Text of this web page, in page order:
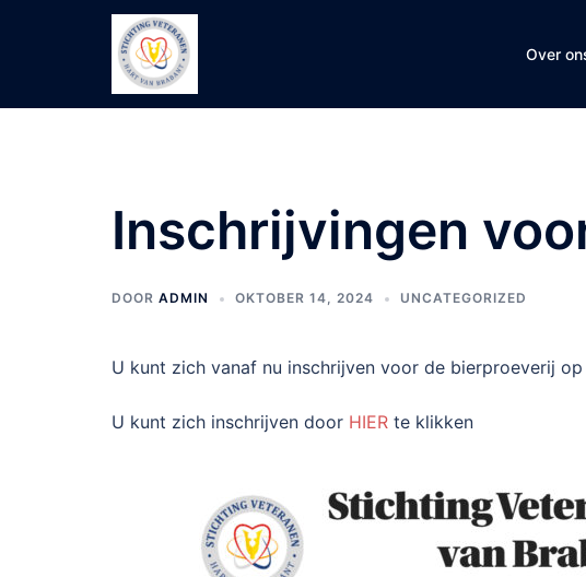
Over
Inschrijvingen
DOOR ADMIN OKTOBER 14, 2024 UNCATEGORIZED
U kunt zich vanaf nu inschrijven voor de bierproeverij
U kunt zich inschrijven door HIER te klikken